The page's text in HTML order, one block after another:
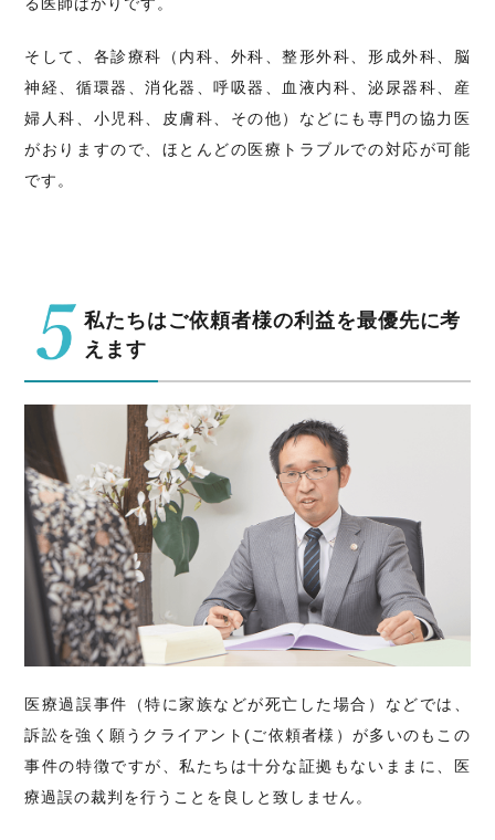
そして、各診療科（内科、外科、整形外科、形成外科、脳
神経、循環器、消化器、呼吸器、血液内科、泌尿器科、産
婦人科、小児科、皮膚科、その他）などにも専門の協力医
がおりますので、ほとんどの医療トラブルでの対応が可能
です。
私たちはご依頼者様の利益を最優先に考
えます
医療過誤事件（特に家族などが死亡した場合）などでは、
訴訟を強く願うクライアント(ご依頼者様）が多いのもこの
事件の特徴ですが、私たちは十分な証拠もないままに、医
療過誤の裁判を行うことを良しと致しません。